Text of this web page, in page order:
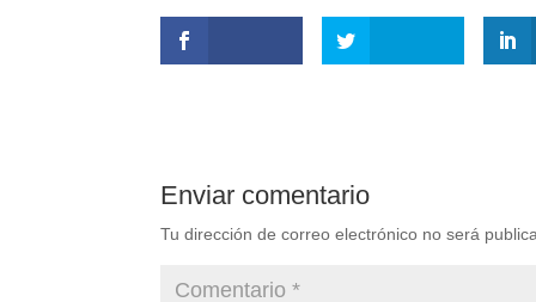
Enviar comentario
Tu dirección de correo electrónico no será